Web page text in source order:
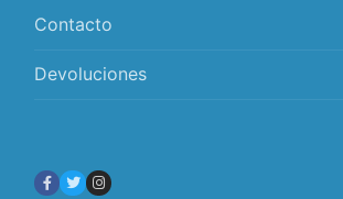
Contacto
Devoluciones